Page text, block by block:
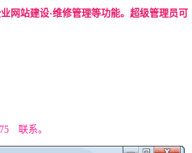
网站建设·维修管理等功能。超级管理员可
联系。